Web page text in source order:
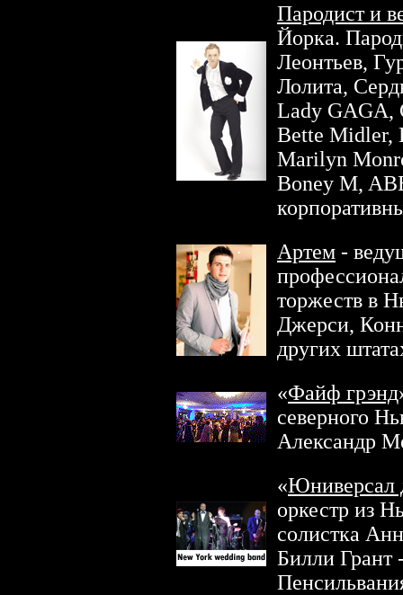
Пародист и
Йорка.
Леонтьев,
Лолита,
Lady GAGA,
Bette Midler,
Marilyn
Boney M,
Артем -
торжеств в
Джерси,
других
«Файф грэнд
северного
Александр
«Юниверсал
оркестр из
солистка
Билли